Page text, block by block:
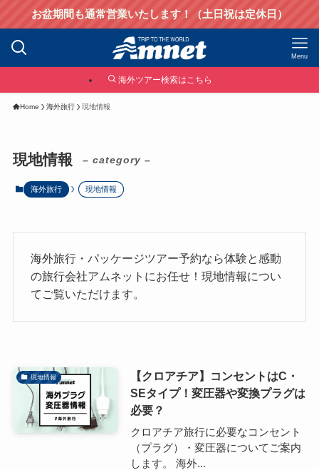
お盆期間も通常営業いたします！（土日祝は定休日）
Menu
海外ツアー検索はこちら
Home 海外旅行 現地情報
現地情報 – category –
海外旅行 現地情報
海外旅行・パッケージツアー予約なら体験と感動
の旅行会社アムネットにお任せ！現地情報につい
てご覧いただけます。
現地情報
【クロアチア】コンセントはC・
SEタイプ！変圧器や変換プラグは
必要？
クロアチア旅行に必要なコンセント
（プラグ）・変圧器についてご案内
します。 海外...